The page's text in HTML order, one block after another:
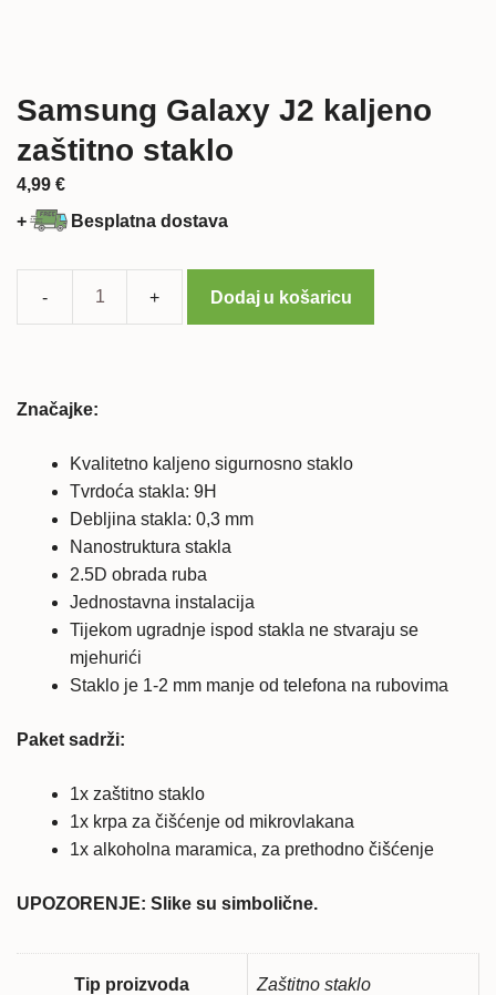
Samsung Galaxy J2 kaljeno
zaštitno staklo
4,99 €
+
Besplatna dostava
Samsung
količina
Dodaj u košaricu
Značajke:
Kvalitetno kaljeno sigurnosno staklo
Tvrdoća stakla: 9H
Debljina stakla: 0,3 mm
Nanostruktura stakla
2.5D obrada ruba
Jednostavna instalacija
Tijekom ugradnje ispod stakla ne stvaraju se
mjehurići
Staklo je 1-2 mm manje od telefona na rubovima
Paket sadrži:
1x zaštitno staklo
1x krpa za čišćenje od mikrovlakana
1x alkoholna maramica, za prethodno čišćenje
UPOZORENJE: Slike su simbolične.
Tip proizvoda Zaštitno staklo